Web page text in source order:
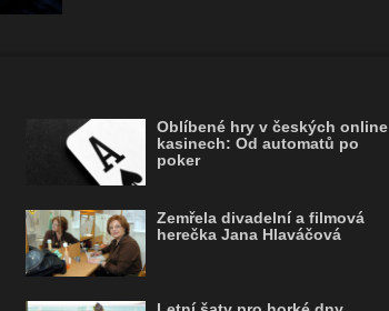
Oblíbené hry v českých online
kasinech: Od automatů po
poker
Zemřela divadelní a filmová
herečka Jana Hlaváčová